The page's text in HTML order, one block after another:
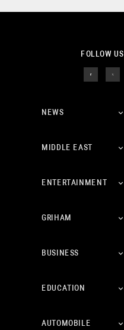
FOLLOW US
NEWS
MIDDLE EAST
ENTERTAINMENT
GRIHAM
BUSINESS
EDUCATION
AUTOMOBILE